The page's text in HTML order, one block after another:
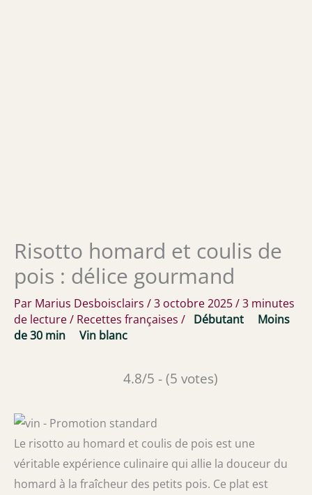
Risotto homard et coulis de
pois : délice gourmand
Par Marius Desboisclairs /3 octobre 2025/3 minutes
de lecture/ Recettes françaises / Débutant
Moins
de 30 min
Vin blanc
4.8/5 - (5 votes)
Le risotto au homard et coulis de pois est une
véritable expérience culinaire qui allie la douceur du
homard à la fraîcheur des petits pois. Ce plat est